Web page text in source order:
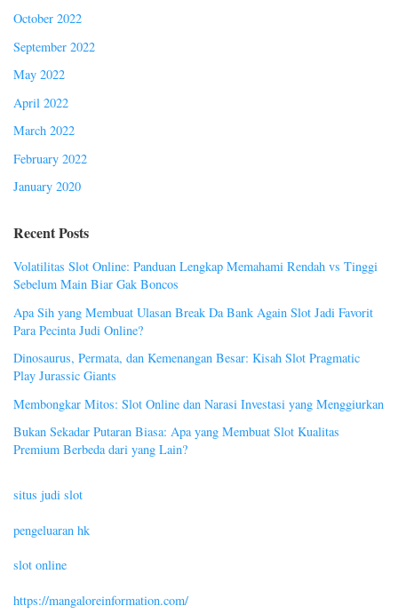
October 2022
September 2022
May 2022
April 2022
March 2022
February 2022
January 2020
Recent Posts
Volatilitas Slot Online: Panduan Lengkap Memahami Rendah vs Tinggi
Sebelum Main Biar Gak Boncos
Apa Sih yang Membuat Ulasan Break Da Bank Again Slot Jadi Favorit
Para Pecinta Judi Online?
Dinosaurus, Permata, dan Kemenangan Besar: Kisah Slot Pragmatic
Play Jurassic Giants
Membongkar Mitos: Slot Online dan Narasi Investasi yang Menggiurkan
Bukan Sekadar Putaran Biasa: Apa yang Membuat Slot Kualitas
Premium Berbeda dari yang Lain?
situs judi slot
pengeluaran hk
slot online
https://mangaloreinformation.com/